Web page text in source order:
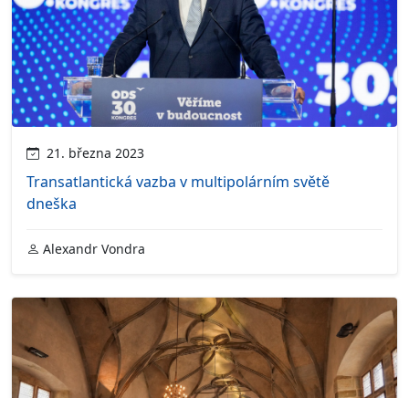
21. března 2023
Transatlantická vazba v multipolárním světě
dneška
Alexandr Vondra